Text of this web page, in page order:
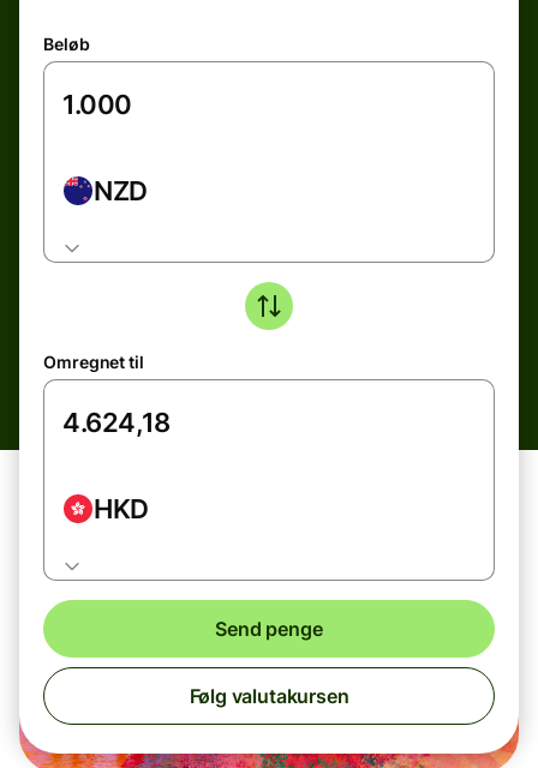
Beløb
NZD
Omregnet til
HKD
Send penge
Følg valutakursen